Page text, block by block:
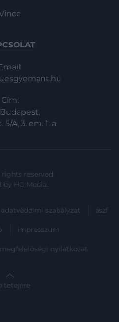
Cím:
A, 3. em. 1. a
rights reserved.
by HG Media.
adatvédelmi szabályzat ászf
impresszum
nyilatkozat
tetejére